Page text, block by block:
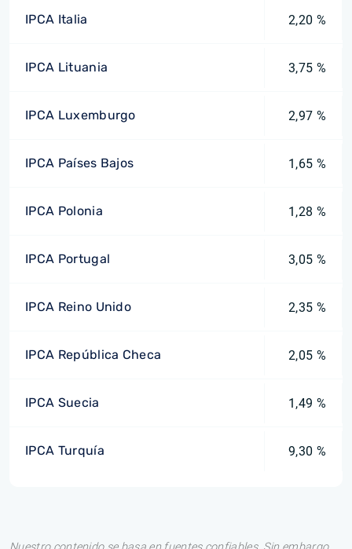
IPCA Italia 2,20 %
IPCA Lituania 3,75 %
IPCA Luxemburgo 2,97 %
IPCA Países Bajos 1,65 %
IPCA Polonia 1,28 %
IPCA Portugal 3,05 %
IPCA Reino Unido 2,35 %
IPCA República Checa 2,05 %
IPCA Suecia 1,49 %
IPCA Turquía 9,30 %